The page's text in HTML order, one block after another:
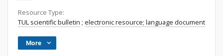
Resource Type:
TUL scientific bulletin ; electronic resource; language document
More